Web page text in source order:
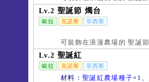
Lv.2 聖誕節 燭台
歐拉 克諾斯 菲西斯
可裝飾在浪漫農場的 聖誕
Lv.2 聖誕紅
歐拉 克諾斯 菲西斯
材料： 聖誕紅農場種子×1、